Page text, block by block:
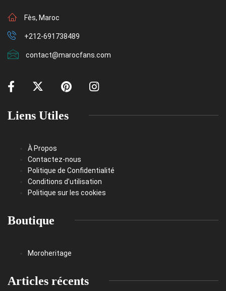
Fès, Maroc
+212-691738489
contact@marocfans.com
Liens Utiles
À Propos
Contactez-nous
Politique de Confidentialité
Conditions d’utilisation
Politique sur les cookies
Boutique
Moroheritage
Articles récents